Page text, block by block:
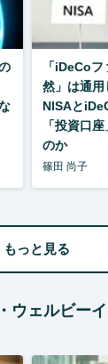
「iDeCo
然」は通
NISAと
「投資口
のか
篠田 尚子
もっと見る
ウェルビー